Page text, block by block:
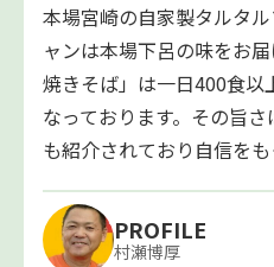
本場宮崎の自家製タルタ
ャンは本場下呂の味をお
焼きそば」は一日400食以
なっております。その旨
も紹介されており自信をも
PROFILE
村瀬博厚